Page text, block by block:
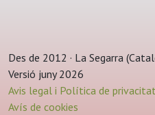
Des de 2012 · La Segarra
Versió juny 2026
Avis legal i Política de privacitat
Avís de cookies